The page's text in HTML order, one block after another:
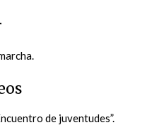
de juventudes”.